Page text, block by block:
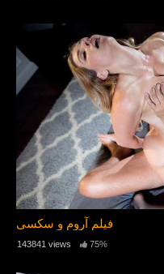
فیلم آروم و سکسی
143841 views 75%